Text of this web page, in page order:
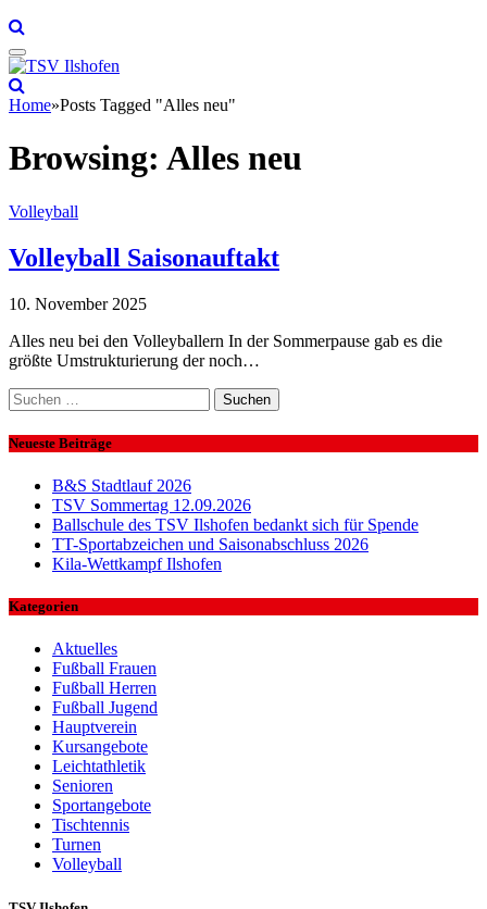
Home»Posts Tagged "Alles neu"
Browsing: Alles neu
Volleyball
Volleyball Saisonauftakt
10. November 2025
Alles neu bei den Volleyballern In der Sommerpause gab es die
größte Umstrukturierung der noch…
Suchen
nach:
Neueste Beiträge
B&S Stadtlauf 2026
TSV Sommertag 12.09.2026
Ballschule des TSV Ilshofen bedankt sich für Spende
TT-Sportabzeichen und Saisonabschluss 2026
Kila-Wettkampf Ilshofen
Kategorien
Aktuelles
Fußball Frauen
Fußball Herren
Fußball Jugend
Hauptverein
Kursangebote
Leichtathletik
Senioren
Sportangebote
Tischtennis
Turnen
Volleyball